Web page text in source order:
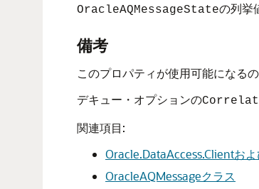
OracleAQMessageStateの列挙
備考
このプロパティが使用可能になる
デキュー・オプションの
関連項目:
Oracle.DataAccess.Clientお
OracleAQMessageクラス